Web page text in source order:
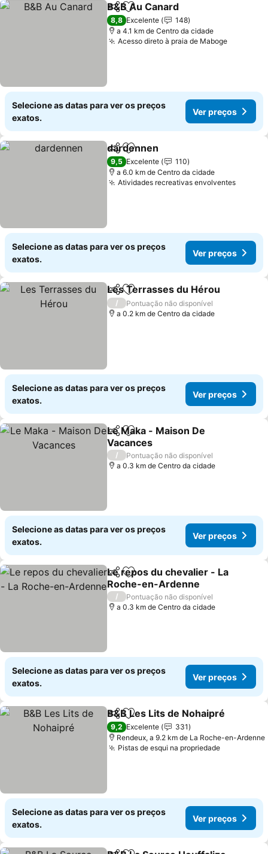
PartilharAdicionar aos favoritos
B&B Au Canard
8,8 Excelente
148
a 4.1 km de Centro da cidade
Acesso direto à praia de Maboge
Selecione as datas para ver os preços
exatos.
Ver preços
PartilharAdicionar aos favoritos
dardennen
9,5 Excelente
110
a 6.0 km de Centro da cidade
Atividades recreativas envolventes
Selecione as datas para ver os preços
exatos.
Ver preços
PartilharAdicionar aos favoritos
Les Terrasses du Hérou
/
Pontuação não disponível
a 0.2 km de Centro da cidade
Selecione as datas para ver os preços
exatos.
Ver preços
PartilharAdicionar aos favoritos
Le Maka - Maison De
Vacances
/
Pontuação não disponível
a 0.3 km de Centro da cidade
Selecione as datas para ver os preços
exatos.
Ver preços
PartilharAdicionar aos favoritos
Le repos du chevalier - La
Roche-en-Ardenne
/
Pontuação não disponível
a 0.3 km de Centro da cidade
Selecione as datas para ver os preços
exatos.
Ver preços
PartilharAdicionar aos favoritos
B&B Les Lits de Nohaipré
9,2 Excelente
331
Rendeux, a 9.2 km de La Roche-en-Ardenne
Pistas de esqui na propriedade
Selecione as datas para ver os preços
exatos.
Ver preços